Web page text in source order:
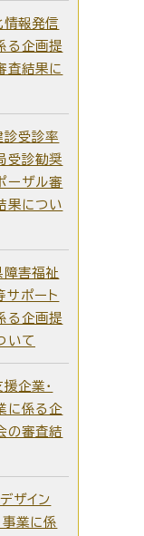
報発信
る企画提
査結果に
受診率
受診勧奨
ーザル審
果につい
害福祉
サポート
る企画提
いて
企業・
に係る企
の審査結
ザイン
事業に係